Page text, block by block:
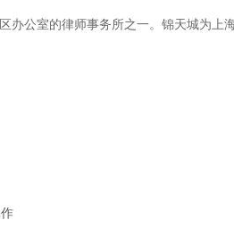
办公室的律师事务所之一。锦天城为上